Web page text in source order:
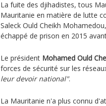
La fuite des djihadistes, tous
Mauritanie en matière de lutte
Saleck Ould Cheikh
échappé de prison en 2015
Le président Mohamed Ould
forces de sécurité sur les
leur devoir national".
La Mauritanie n'a plus connu